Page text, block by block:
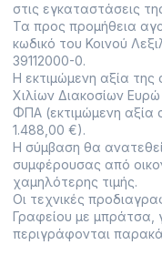
στις εγκαταστάσεις
Τα προς προμήθεια
κωδικό του Κοινού
39112000-0.
Η εκτιμώμενη αξία
Χιλίων Διακοσίων
ΦΠΑ (εκτιμώμενη αξία
1.488,00 €).
Η σύμβαση θα
συμφέρουσας από
χαμηλότερης τιμής.
Οι τεχνικές
Γραφείου με μπράτσα,
περιγράφονται